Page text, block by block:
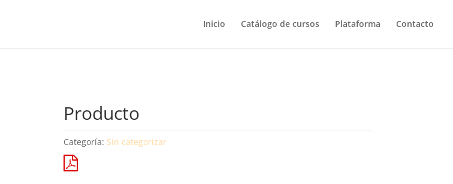
Inicio Catálogo de cursos Plataforma Contacto
Producto
Categoría: Sin categorizar